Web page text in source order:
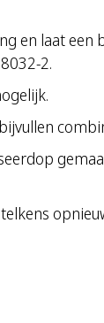
en laat
2.